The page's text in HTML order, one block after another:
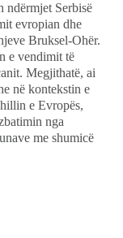
Serbisë
evropian dhe
Bruksel-Ohër.
e vendimit të
Megjithatë, ai
në kontekstin e
e Evropës,
nga
me shumicë